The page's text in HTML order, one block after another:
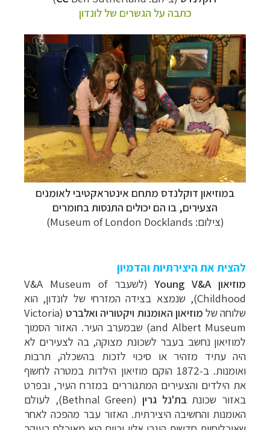
כתבה על הגשרים של לונדון
במוזיאון דוקלנדס מתחם אינטראקטיבי לאומנים
הצעירים, בו הם יכולים התנסות בחומרים
(צילום: Museum of London Docklands
)
להצית את היצירתיות והדמיון
מוזיאון Young V&A
(לשעבר V&A Museum of
Childhood),
שנמצא בצידה המזרחי של לונדון, הוא
שלוחה של מוזיאון האומנות ויקטוריה ואלברט (Victoria
and Albert Museum) שבמערב העיר. האזור הסמוך
למוזיאון נחשב בעבר לשכונת מצוקה, בה לצעירים לא
היה עתיד מזהיר או סיכוי לזכות בהשכלה, תרבות
ואומנות. ב-1872 הוקם מוזיאון הילדות ב
מטרה לחשוף
את הילדים והצעירים המתגוררים במזרח העיר, ובפרט
באזור שכונתבת'נל גרין (Bethnal Green)
, לעולם
האומנות והחשיבה היצירתית. האזור עבר מהפכה לאחר